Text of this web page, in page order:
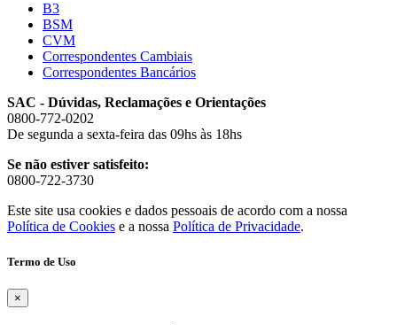
B3
BSM
CVM
Correspondentes Cambiais
Correspondentes Bancários
SAC - Dúvidas, Reclamações e Orientações
0800-772-0202
De segunda a sexta-feira das 09hs às 18hs
Se não estiver satisfeito:
0800-722-3730
Este site usa cookies e dados pessoais de acordo com a nossa
Política de Cookies e a nossa Política de Privacidade.
Termo de Uso
×